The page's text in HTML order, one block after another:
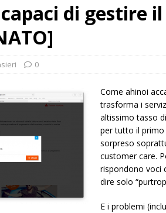
di gestire il
0
Come ahinoi
trasforma i
altissimo tasso
per tutto il
sorpreso
customer care.
rispondono voci
dire solo
E i problemi